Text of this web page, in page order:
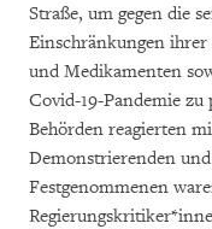
Straße, um gegen die
Einschränkungen
und Medikamenten
Covid-19-Pandemie
Behörden reagierten
Demonstrierenden
Festgenommenen